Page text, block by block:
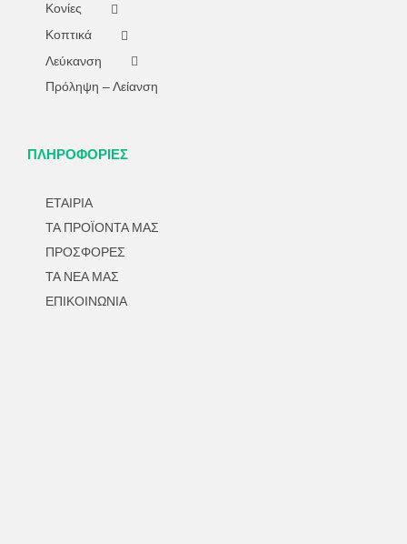
Κονίες
Κοπτικά
Λεύκανση
Πρόληψη – Λείανση
ΠΛΗΡΟΦΟΡΙΕΣ
ΕΤΑΙΡΙΑ
ΤΑ ΠΡΟΪΟΝΤΑ ΜΑΣ
ΠΡΟΣΦΟΡΕΣ
ΤΑ ΝΕΑ ΜΑΣ
ΕΠΙΚΟΙΝΩΝΙΑ